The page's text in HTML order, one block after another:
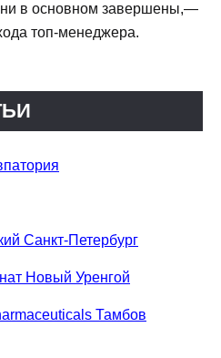
в основном завершены,—
топ-менеджера.
Санкт-Петербург
Новый Уренгой
Тамбов